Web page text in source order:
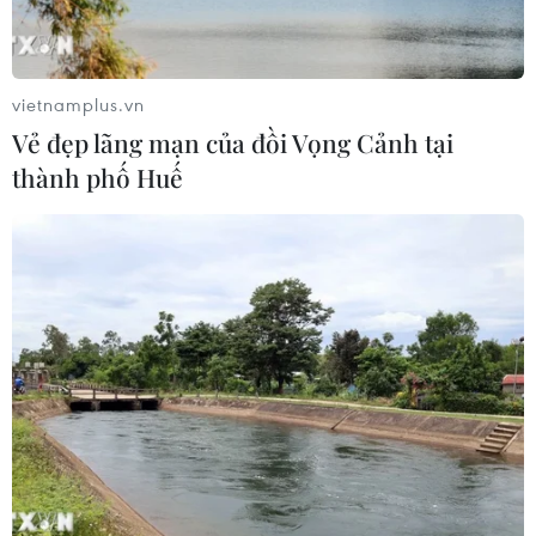
dọa của IS đối với hòa bình, an ninh
quốc tế
Mỹ hoàn trả khoảng 100 tỷ USD thuế
quan sau phán quyết của Tòa án Tối
Tổng Bí thư, Chủ tịch nước tiếp Tư
lệnh Bộ Chỉ huy Thái Bình Dương
Hoa Kỳ
05/08/2026 12:29
Mỹ truy tố đối tượng bị bắt tại sân
vietnamplus.vn
Vẻ đẹp lãng mạn của đồi Vọng Cảnh tại
thành phố Huế